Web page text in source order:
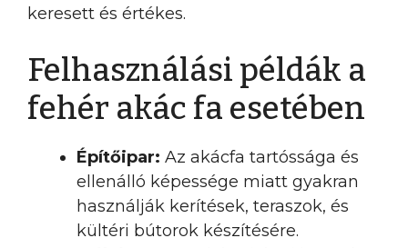
keresett és értékes.
Felhasználási példák a
fehér akác fa esetében
Építőipar: Az akácfa tartóssága és
ellenálló képessége miatt gyakran
használják kerítések, teraszok, és
kültéri bútorok készítésére.